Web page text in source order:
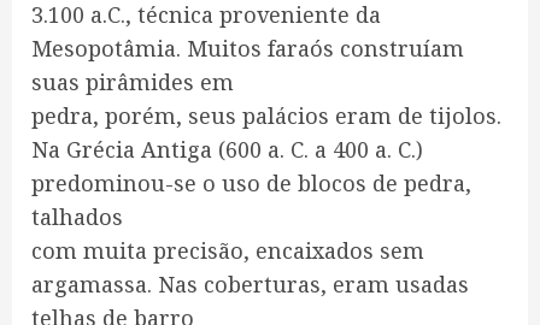
3.100 a.C., técnica proveniente da
Mesopotâmia. Muitos faraós construíam
suas pirâmides em
pedra, porém, seus palácios eram de tijolos.
Na Grécia Antiga (600 a. C. a 400 a. C.)
predominou-se o uso de blocos de pedra,
talhados
com muita precisão, encaixados sem
argamassa. Nas coberturas, eram usadas
telhas de barro